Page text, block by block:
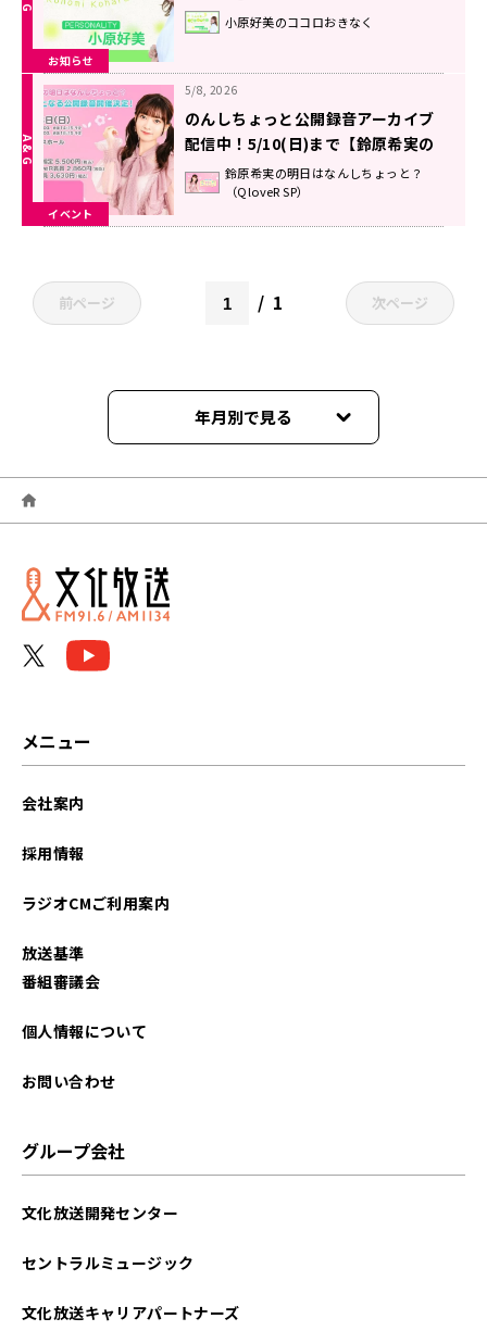
お知らせ
決定！小原好美のココロおきなく
イベント
5/8, 2026
のんしちょっと公開録音アーカイブ
配信中！5/10(日)まで【鈴原希実の
明日はなんしちょっと？】
鈴原希実の明日はなんしちょっと？
（QloveR SP）
前ページ 1 次ページ
年月別で見る
2026年08月
2026年07月
2026年06月
2025年09月
2025年06月
メニュー
会社案内
採用情報
ラジオCMご利用案内
放送基準
番組審議会
個人情報について
お問い合わせ
グループ会社
文化放送開発センター
セントラルミュージック
文化放送キャリアパートナーズ